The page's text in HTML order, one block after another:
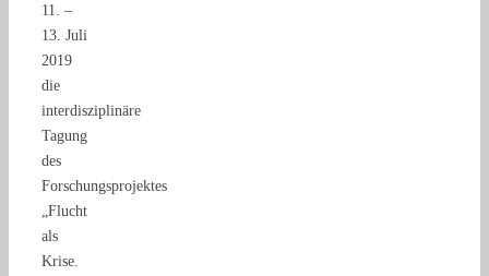
11. –
13. Juli
2019
die
interdisziplinäre
Tagung
des
Forschungsprojektes
„Flucht
als
Krise.